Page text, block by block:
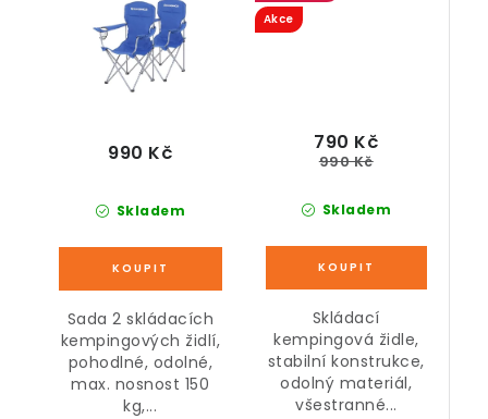
Skladem
990 Kč
Sada 2 skládacích
kempingových židlí,
pohodlné, odolné,
max. nosnost 150
kg,...
Akce
Skladem
790 Kč
990 Kč
Skládací
kempingová židle,
stabilní konstrukce,
odolný materiál,
všestranné...